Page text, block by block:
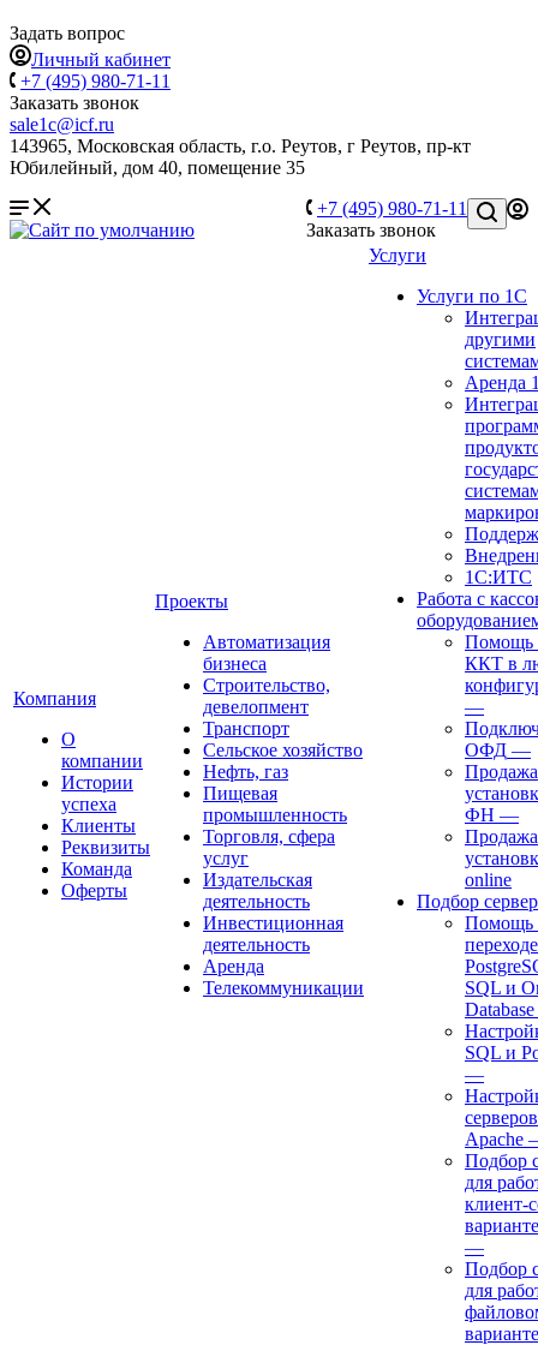
Задать вопрос
Личный кабинет
+7 (495) 980-71-11
Заказать звонок
sale1c@icf.ru
143965, Московская область, г.о. Реутов, г Реутов, пр-кт
Юбилейный, дом 40, помещение 35
+7 (495) 980-71-11
Заказать звонок
Компания
О
компании
Истории
успеха
Клиенты
Реквизиты
Команда
Оферты
Проекты
Автоматизация
бизнеса
Строительство,
девелопмент
Транспорт
Сельское хозяйство
Нефть, газ
Пищевая
промышленность
Торговля, сфера
услуг
Издательская
деятельность
Инвестиционная
деятельность
Аренда
Телекоммуникации
Услуги
Услуги по 1С
другими
Аренда
1С:ИТС
Работа с
Помощь
ККТ в
—
ОФД —
ФН —
online
Подбор
Помощь
SQL и
Database
SQL и
—
Apache
Подбор
для
клиент-
—
Подбор
для
варианте